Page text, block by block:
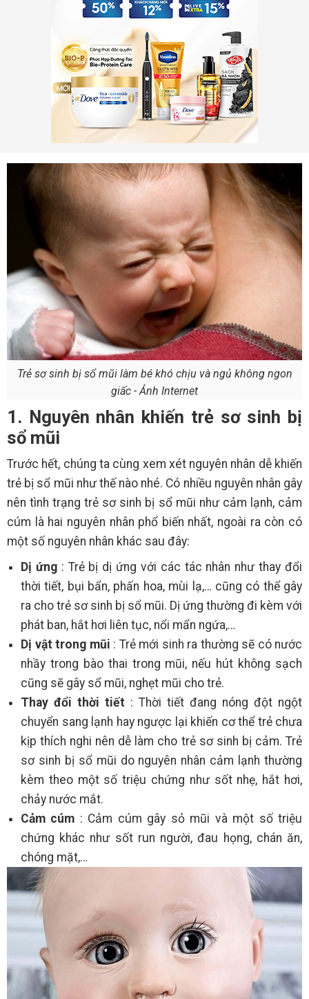
Trẻ sơ sinh bị sổ mũi làm bé khó chịu và ngủ không ngon
giấc - Ảnh Internet
1. Nguyên nhân khiến trẻ sơ sinh bị
sổ mũi
Trước hết, chúng ta cùng xem xét nguyên nhân dễ khiến
trẻ bị sổ mũi như thế nào nhé. Có nhiều nguyên nhân gây
nên tình trạng trẻ sơ sinh bị sổ mũi như cảm lạnh, cảm
cúm là hai nguyên nhân phổ biến nhất, ngoài ra còn có
một số nguyên nhân khác sau đây:
Dị ứng: Trẻ bị dị ứng với các tác nhân như thay đổi
thời tiết, bụi bẩn, phấn hoa, mùi lạ,… cũng có thể gây
ra cho trẻ sơ sinh bị sổ mũi. Dị ứng thường đi kèm với
phát ban, hắt hơi liên tục, nổi mẩn ngứa,…
Dị vật trong mũi : Trẻ mới sinh ra thường sẽ có nước
nhầy trong bào thai trong mũi, nếu hút không sạch
cũng sẽ gây sổ mũi, nghẹt mũi cho trẻ.
Thay đổi thời tiết : Thời tiết đang nóng đột ngột
chuyển sang lạnh hay ngược lại khiến cơ thể trẻ chưa
kịp thích nghi nên dễ làm cho trẻ sơ sinh bị cảm. Trẻ
sơ sinh bị sổ mũi do nguyên nhân cảm lạnh thường
kèm theo một số triệu chứng như sốt nhẹ, hắt hơi,
chảy nước mắt.
Cảm cúm : Cảm cúm gây sỏ mũi và một số triệu
chứng khác như sốt run người, đau họng, chán ăn,
chóng mặt,…